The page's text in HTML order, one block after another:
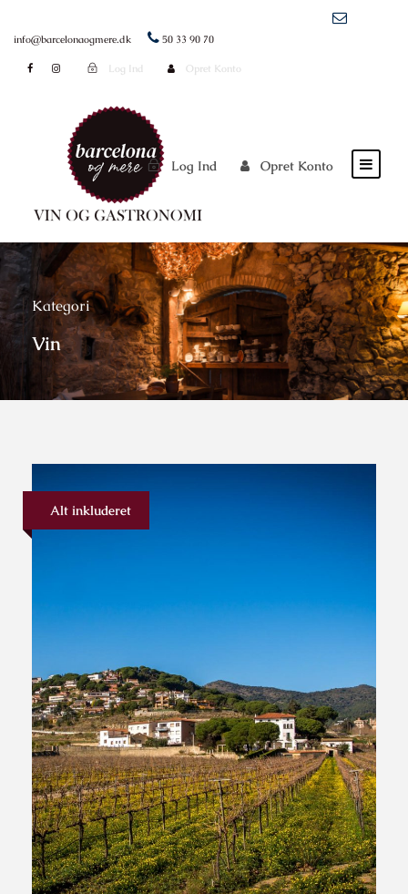
info@barcelonaogmere.dk 50 33 90 70
Log Ind Opret Konto
Log Ind Opret Konto
Kategori
Vin
Alt inkluderet